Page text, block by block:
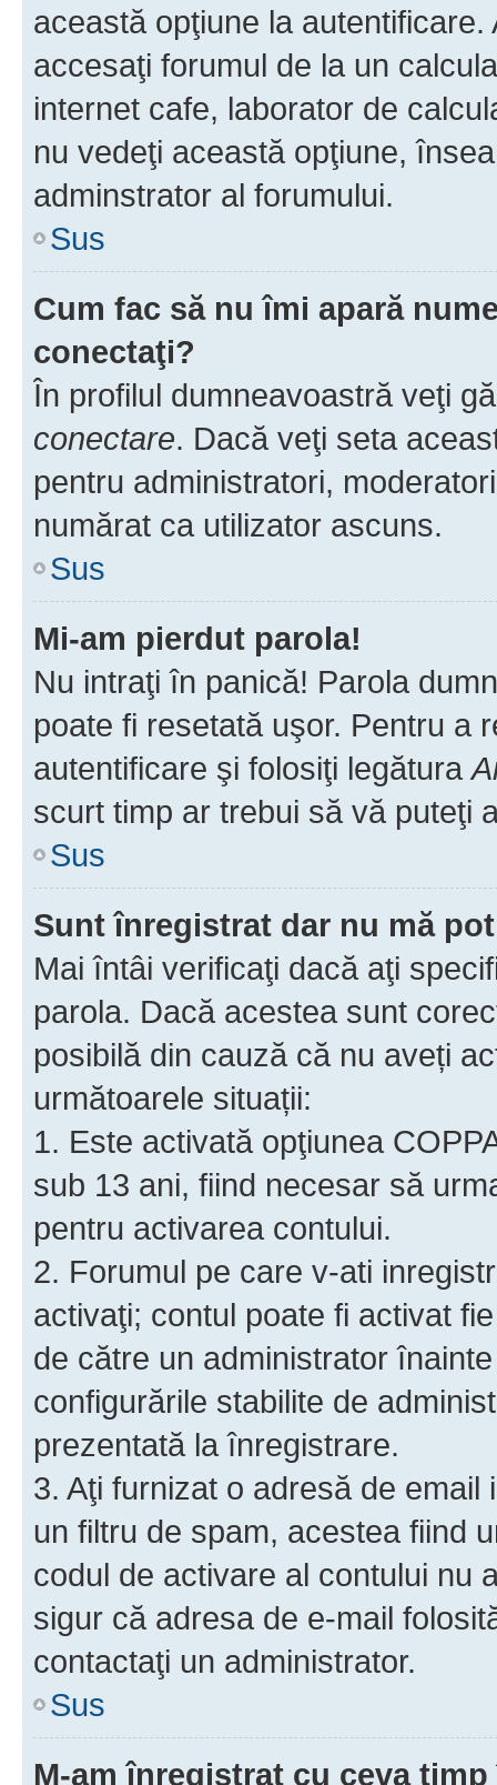
această opţiune la
accesaţi forumul de la un
internet cafe, laborator de
nu vedeţi această opţiune,
adminstrator al forumului.
Sus
Cum fac să nu îmi apară
conectaţi?
În profilul dumneavoastră veţi
conectare. Dacă veţi seta
pentru administratori,
numărat ca utilizator ascuns.
Sus
Mi-am pierdut parola!
Nu intraţi în panică! Parola
poate fi resetată uşor. Pentru a
autentificare şi folosiţi legătura
scurt timp ar trebui să vă puteţi
Sus
Sunt înregistrat dar nu mă
Mai întâi verificaţi dacă aţi
parola. Dacă acestea sunt
posibilă din cauză că nu aveți
următoarele situații:
1. Este activată opţiunea
sub 13 ani, fiind necesar să
pentru activarea contului.
2. Forumul pe care v-ati
activaţi; contul poate fi activat
de către un administrator
configurările stabilite de
prezentată la înregistrare.
3. Aţi furnizat o adresă de
un filtru de spam, acestea fiind
codul de activare al contului nu
sigur că adresa de e-mail
contactaţi un administrator.
Sus
M-am înregistrat cu ceva